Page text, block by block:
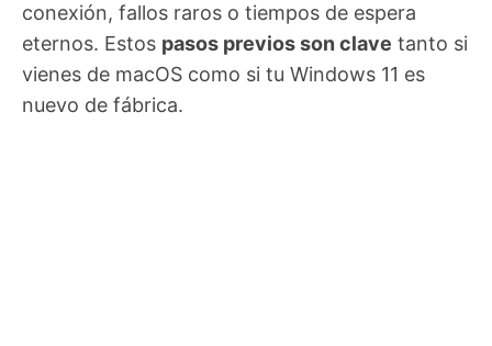
conexión, fallos raros o tiempos de espera
eternos. Estos pasos previos son clave tanto si
vienes de macOS como si tu Windows 11 es
nuevo de fábrica.